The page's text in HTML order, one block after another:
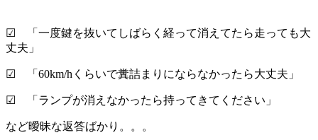
☑︎ 「一度鍵を抜いてしばらく経って消えてたら走っても大
丈夫」
☑︎ 「60km/hくらいで糞詰まりにならなかったら大丈夫」
☑︎ 「ランプが消えなかったら持ってきてください」
など曖昧な返答ばかり。。。